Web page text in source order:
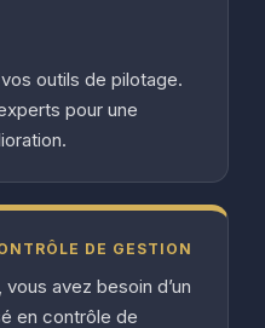
outils de pilotage.
pour une
DE GESTION
avez besoin d’un
en contrôle de